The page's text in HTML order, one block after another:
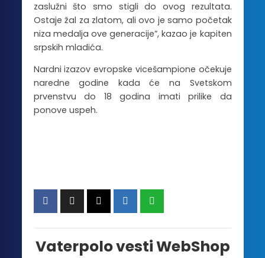
zaslužni što smo stigli do ovog rezultata.
Ostaje žal za zlatom, ali ovo je samo početak
niza medalja ove generacije”, kazao je kapiten
srpskih mladića.
Nardni izazov evropske vicešampione očekuje
naredne godine kada će na Svetskom
prvenstvu do 18 godina imati prilike da
ponove uspeh.
Vaterpolo vesti WebShop